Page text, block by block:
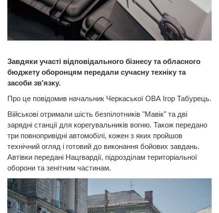
Завдяки участі відповідального бізнесу та обласного
бюджету оборонцям передали сучасну техніку та
засоби зв’язку.
Про це повідомив начальник Черкаської ОВА Ігор Табурець.
Військові отримали шість безпілотників "Мавік" та дві
зарядні станції для корегувальників вогню. Також передано
три повнопривідні автомобілі, кожен з яких пройшов
технічний огляд і готовий до виконання бойових завдань.
Автівки передані Нацгвардії, підрозділам територіальної
оборони та зенітним частинам.